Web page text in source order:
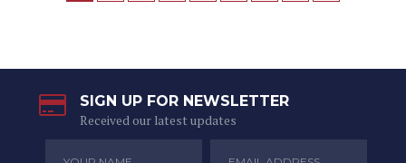
SIGN UP FOR NEWSLETTER
Received our latest updates